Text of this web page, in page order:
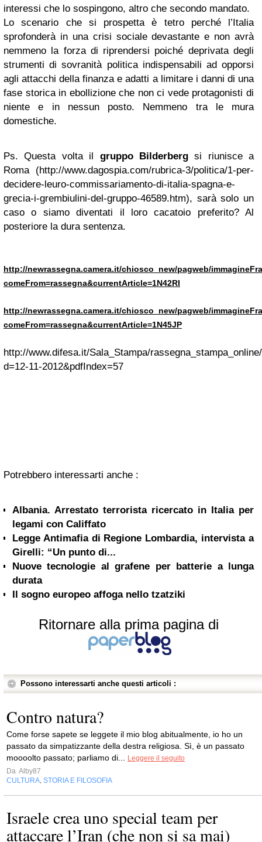
interessi che lo sospingono, altro che secondo mandato.
Lo scenario che si prospetta è tetro perché l’Italia
sprofonderà in una crisi sociale devastante e non avrà
nemmeno la forza di riprendersi poiché deprivata degli
strumenti di sovranità politica indispensabili ad opporsi
agli attacchi della finanza e adatti a limitare i danni di una
fase storica in ebollizione che non ci vede protagonisti di
niente e in nessun posto. Nemmeno tra le mura
domestiche.
Ps. Questa volta il gruppo Bilderbergsi riunisce a
Roma (http://www.dagospia.com/rubrica-3/politica/1-per-
decidere-leuro-commissariamento-di-italia-spagna-e-
grecia-i-grembiulini-del-gruppo-46589.htm), sarà solo un
caso o siamo diventati il loro cacatoio preferito? Al
posteriore la dura sentenza.
http://newrassegna.camera.it/chiosco_new/pagweb/
comeFrom=rassegna&currentArticle=1N42RI
http://newrassegna.camera.it/chiosco_new/pagweb/
comeFrom=rassegna&currentArticle=1N45JP
http://www.difesa.it/Sala_Stampa/
d=12-11-2012&pdfIndex=57
Potrebbero interessarti anche :
Albania. Arrestato terrorista ricercato in Italia per
legami con Califfato
Legge Antimafia di Regione Lombardia, intervista a
Girelli: “Un punto di...
Nuove tecnologie al grafene per batterie a lunga
durata
Il sogno europeo affoga nello tzatziki
Ritornare alla prima pagina di
Possono interessarti anche questi articoli :
Contro natura?
Come forse sapete se leggete il mio blog abitualmente, io ho un
passato da simpatizzante della destra religiosa. Sì, è un passato
moooolto passato; parliamo di...
Leggere il seguito
Da Alby87
CULTURA STORIA E FILOSOFIA
Israele crea uno special team per
attaccare l’Iran (che non si sa mai)